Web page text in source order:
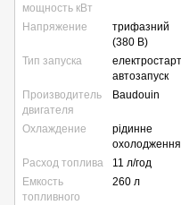
мощность кВт
Напряжение
трифазний
(380 В)
Тип запуска
автозапуск
Производитель
двигателя
Baudouin
Охлаждение
рідинне
охолодження
Расход топлива
11 л/год
Емкость
топливного
260 л